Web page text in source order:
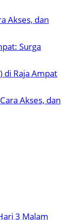
Akses, dan
Surga
di Raja Ampat
Akses, dan